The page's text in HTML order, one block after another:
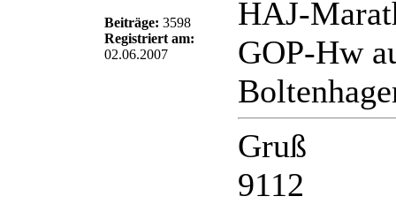
Beiträge: 3598
Registriert am:
02.06.2007
HAJ-
GOP-Hw
Gruß
9112